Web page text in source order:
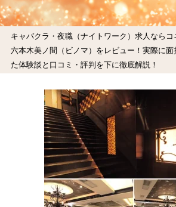
キャバクラ・夜職（ナイトワーク）求人ならコ
六本木美ノ間（ビノマ）をレビュー！実際に面
た体験談と口コミ・評判を下に徹底解説！